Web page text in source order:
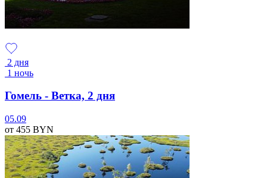
2 дня
1 ночь
Гомель - Ветка, 2 дня
05.09
от 455 BYN